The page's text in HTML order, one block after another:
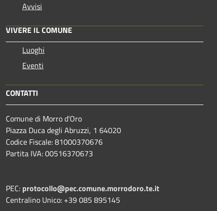
Avvisi
VIVERE IL COMUNE
Luoghi
Eventi
CONTATTI
Comune di Morro d'Oro
Piazza Duca degli Abruzzi, 1 64020
Codice Fiscale: 81000370676
Partita IVA: 00516370673
PEC: protocollo@pec.comune.morrodoro.te.it
Centralino Unico: +39 085 895145